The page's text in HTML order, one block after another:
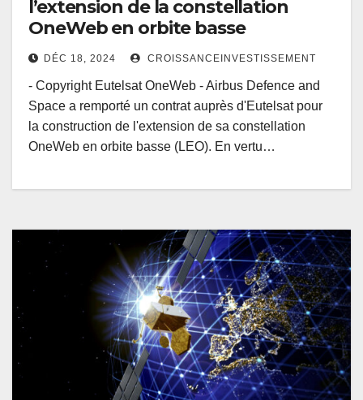
l’extension de la constellation
OneWeb en orbite basse
DÉC 18, 2024 CROISSANCEINVESTISSEMENT
- Copyright Eutelsat OneWeb - Airbus Defence and
Space a remporté un contrat auprès d'Eutelsat pour
la construction de l'extension de sa constellation
OneWeb en orbite basse (LEO). En vertu…